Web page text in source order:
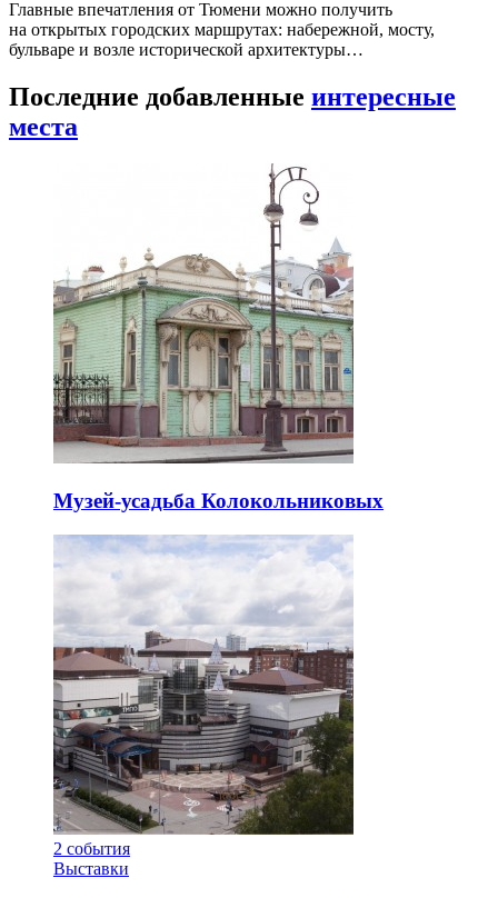
Главные впечатления от Тюмени можно получить
на открытых городских маршрутах: набережной, мосту,
бульваре и возле исторической архитектуры…
Последние добавленные интересные
места
Музей-усадьба Колокольниковых
2 события
Выставки